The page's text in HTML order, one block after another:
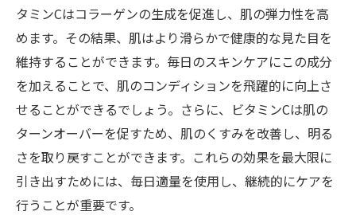
タミンCはコラーゲンの生成を促進し、肌の弾力性を高
めます。その結果、肌はより滑らかで健康的な見た目を
維持することができます。毎日のスキンケアにこの成分
を加えることで、肌のコンディションを飛躍的に向上さ
せることができるでしょう。さらに、ビタミンCは肌の
ターンオーバーを促すため、肌のくすみを改善し、明る
さを取り戻すことができます。これらの効果を最大限に
引き出すためには、毎日適量を使用し、継続的にケアを
行うことが重要です。